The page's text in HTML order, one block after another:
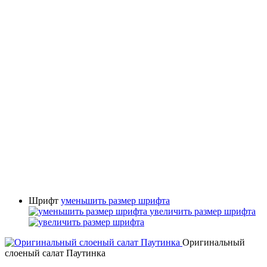
Шрифт уменьшить размер шрифта
увеличить размер шрифта
Оригинальный
слоеный салат Паутинка